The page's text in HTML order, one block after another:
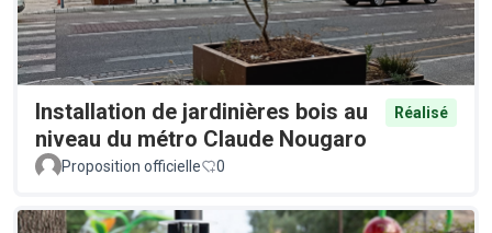
Installation de jardinières bois au
niveau du métro Claude Nougaro
Réalisé
Proposition officielle 0